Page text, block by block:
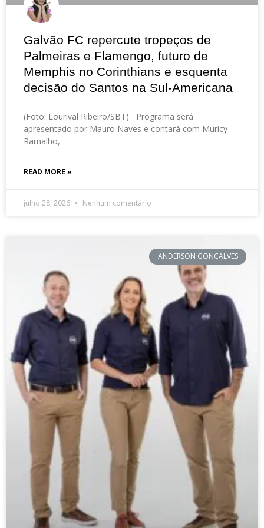
Galvão FC repercute tropeços de
Palmeiras e Flamengo, futuro de
Memphis no Corinthians e esquenta
decisão do Santos na Sul-Americana
(Foto: Lourival Ribeiro/SBT) Programa será
apresentado por Mauro Naves e contará com Muricy
Ramalho,
READ MORE »
julho 28, 2026 Nenhum comentário
ANDERSON GONÇALVES